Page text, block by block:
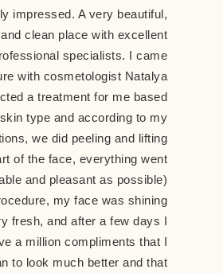
impressed. A very beautiful,
clean place with excellent
specialists. I came
with cosmetologist Natalya
a treatment for me based
type and according to my
we did peeling and lifting
of the face, everything went
and pleasant as possible)
my face was shining
fresh, and after a few days I
a million compliments that I
to look much better and that